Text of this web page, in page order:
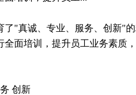
了"真诚、专业、服务、创新"
全面培训，提升员工业务素质
创新